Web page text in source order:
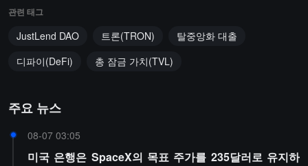
관련 태그
JustLend DAO 트론(TRON)
탈중앙화 대출
디파이(DeFi)
총 잠금 가치(TVL)
주요 뉴스
08-07 03:05
미국 은행은 SpaceX의 목표 주가를 235달러로 유지하